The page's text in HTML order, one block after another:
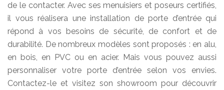
de le contacter. Avec ses menuisiers et poseurs certifiés,
il vous réalisera une installation de porte d’entrée qui
répond à vos besoins de sécurité, de confort et de
durabilité. De nombreux modèles sont proposés : en alu,
en bois, en PVC ou en acier. Mais vous pouvez aussi
personnaliser votre porte d’entrée selon vos envies.
Contactez-le et visitez son showroom pour découvrir